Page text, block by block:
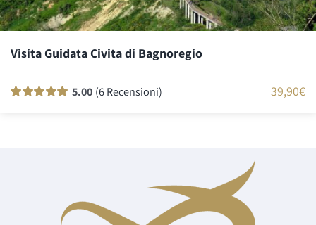
Visita Guidata Civita di Bagnoregio
5.00 (6 Recensioni) 39,90€